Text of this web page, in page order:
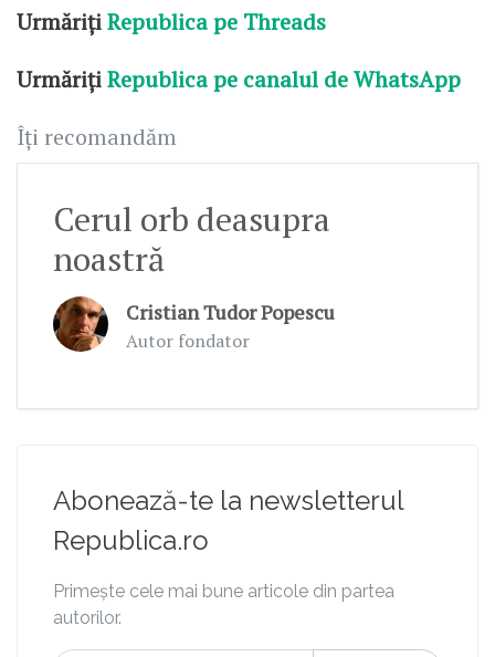
UrmărițiRepublica pe Threads
UrmărițiRepublica pe canalul de WhatsApp
Îți recomandăm
Cerul orb deasupra
noastră
Cristian Tudor Popescu
Autor fondator
Abonează-te la newsletterul
Republica.ro
Primește cele mai bune articole din partea
autorilor.